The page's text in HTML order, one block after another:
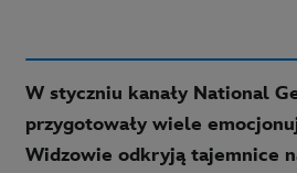
W styczniu kanały National
przygotowały wiele
Widzowie odkryją tajemnice